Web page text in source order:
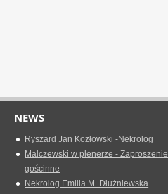
NEWS
Ryszard Jan Kozłowski -Nekrolog
Malczewski w plenerze - Zaproszenie
gościnne
Nekrolog Emilia M. Dłużniewska